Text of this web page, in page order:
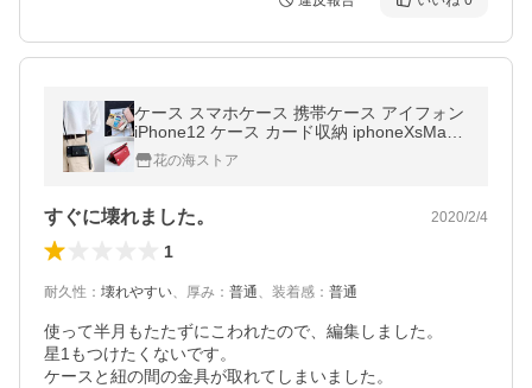
ケース スマホケース 携帯ケース アイフォン
iPhone12 ケース カード収納 iphoneXsMax/
XR/7/8plus ショルダーストラップ 斜めがけ
携帯カバー
花の海ストア
すぐに壊れました。 2020/2/4
1
耐久性 ： 壊れやすい、 厚み ： 普通、 装着感 ： 普通
使って半月もたたずにこわれたので、編集しました。
星1もつけたくないです。
ケースと紐の間の金具が取れてしまいました。